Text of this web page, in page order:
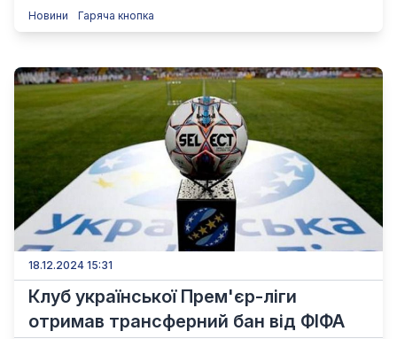
Новини Гаряча кнопка
18.12.2024 15:31
Клуб української Прем'єр-ліги
отримав трансферний бан від ФІФА